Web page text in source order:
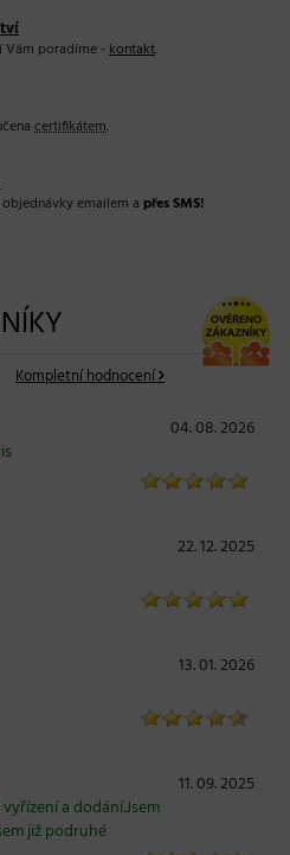
Vám poradíme -kontakt.
certifikátem.
emailem a přes SMS!
Kompletní hodnocení
04. 08. 2026
22. 12. 2025
13. 01. 2026
11. 09. 2025
a dodání.Jsem
již podruhé